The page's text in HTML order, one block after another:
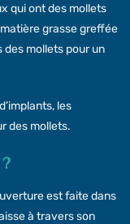
qui ont des mollets
grasse greffée
des mollets pour un
les
des mollets.
est faite dans
à travers son